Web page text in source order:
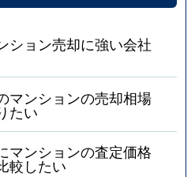
ション売却に強い会社
マンションの売却相場
たい
マンションの査定価格
較したい